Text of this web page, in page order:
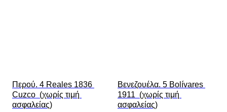
Περού. 4 Reales 1836
Cuzco  (χωρίς τιμή
ασφαλείας)
Βενεζουέλα. 5 Bolívares
1911  (χωρίς τιμή
ασφαλείας)